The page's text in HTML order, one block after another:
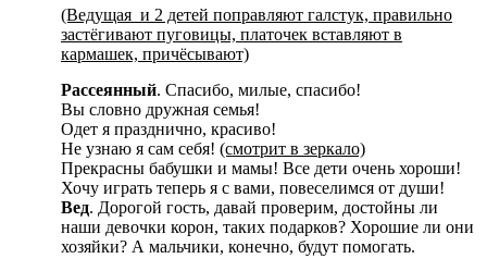
(Ведущая и 2 детей поправляют галстук, правильно
застёгивают пуговицы, платочек вставляют в
кармашек, причёсывают)
Рассеянный. Спасибо, милые, спасибо!
Вы словно дружная семья!
Одет я празднично, красиво!
Не узнаю я сам себя! (смотрит в зеркало)
Прекрасны бабушки и мамы! Все дети очень хороши!
Хочу играть теперь я с вами, повеселимся от души!
Вед. Дорогой гость, давай проверим, достойны ли
наши девочки корон, таких подарков? Хорошие ли они
хозяйки? А мальчики, конечно, будут помогать.